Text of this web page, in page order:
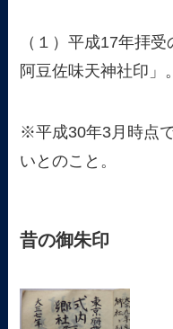
（１）平成17年拝
阿豆佐味天神社印」。
※平成30年3月時点
いとのこと。
昔の御朱印